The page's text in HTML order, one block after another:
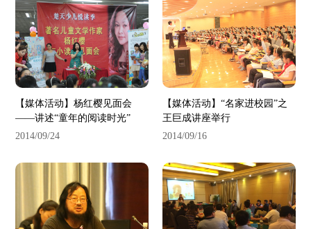
【媒体活动】杨红樱见面会
——讲述“童年的阅读时光”
2014/09/24
【媒体活动】“名家进校园”之
王巨成讲座举行
2014/09/16